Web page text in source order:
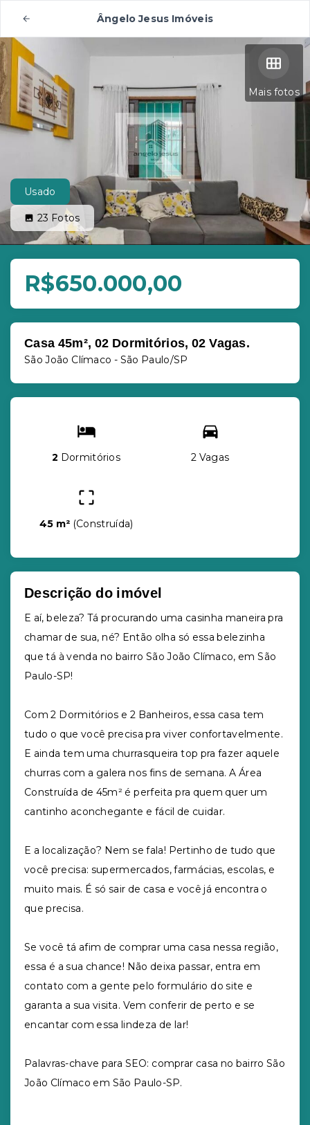
Ângelo Jesus Imóveis
Mais fotos
Usado
23 Fotos
R$650.000,00
Casa 45m², 02 Dormitórios, 02 Vagas.
São João Clímaco - São Paulo/SP
2 Dormitórios 2 Vagas
45 m² (Construída)
Descrição do imóvel
E aí, beleza? Tá procurando uma casinha maneira pra
chamar de sua, né? Então olha só essa belezinha
que tá à venda no bairro São João Clímaco, em São
Paulo-SP!
Com 2 Dormitórios e 2 Banheiros, essa casa tem
tudo o que você precisa pra viver confortavelmente.
E ainda tem uma churrasqueira top pra fazer aquele
churras com a galera nos fins de semana. A Área
Construída de 45m² é perfeita pra quem quer um
cantinho aconchegante e fácil de cuidar.
E a localização? Nem se fala! Pertinho de tudo que
você precisa: supermercados, farmácias, escolas, e
muito mais. É só sair de casa e você já encontra o
que precisa.
Se você tá afim de comprar uma casa nessa região,
essa é a sua chance! Não deixa passar, entra em
contato com a gente pelo formulário do site e
garanta a sua visita. Vem conferir de perto e se
encantar com essa lindeza de lar!
Palavras-chave para SEO: comprar casa no bairro São
João Clímaco em São Paulo-SP.